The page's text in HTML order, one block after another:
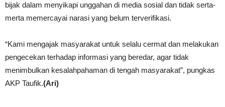
bijak dalam menyikapi unggahan di media sosial dan tidak serta-
merta memercayai narasi yang belum terverifikasi.
“Kami mengajak masyarakat untuk selalu cermat dan melakukan
pengecekan terhadap informasi yang beredar, agar tidak
menimbulkan kesalahpahaman di tengah masyarakat”, pungkas
AKP Taufik.(Ari)